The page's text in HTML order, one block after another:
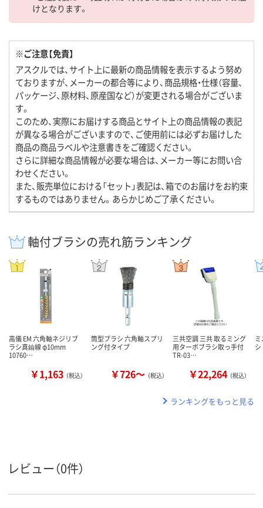
けとなります。
※ご注意【免責】
アスクルでは、サイト上に最新の商品情報を表示するよう努め
ておりますが、メーカーの都合等により、商品規格・仕様（容量、
パッケージ、原材料、原産国など）が変更される場合がございま
す。
このため、実際にお届けする商品とサイト上の商品情報の表記
が異なる場合がございますので、ご使用前には必ずお届けした
商品の商品ラベルや注意書きをご確認ください。
さらに詳細な商品情報が必要な場合は、メーカー等にお問い合
わせください。
また、販売単位における「セット」表記は、箱でのお届けをお約束
するものではありません。あらかじめご了承ください。
軸付ブラシの売れ筋ランキング
高儀 EM 六角軸ネジリブ
ラシ真鍮線 φ10mm
10760…
￥1,163 （税込）
筒型ブラシ 六角軸スプリ
ング付タイプ
￥726～ （税込）
三共空調 三共 取るミング
用ターボブラシ取っ手付
TR-03…
￥22,264 （税込）
ランキングをもっと見る
レビュー（0件）